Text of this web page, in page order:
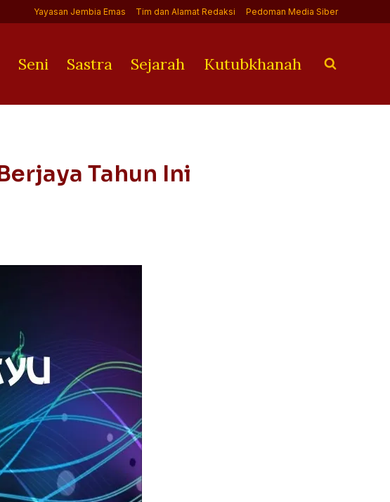
Yayasan Jembia Emas Tim dan Alamat Redaksi Pedoman Media Siber
Seni Sastra Sejarah Kutubkhanah
Tahun Ini